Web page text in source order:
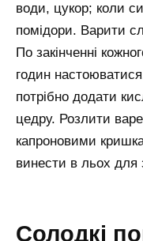
води, цукор; коли
помідори. Варити
По закінченні
годин
потрібно додати
цедру. Розлити
капроновими
винести в льох для
Солодкі